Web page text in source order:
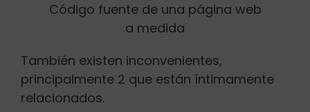
Código fuente de una página web
a medida
También existen inconvenientes,
principalmente 2 que están íntimamente
relacionados.